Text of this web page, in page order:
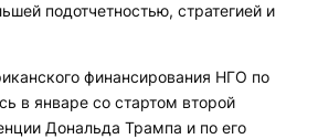
подотчетностью, стратегией и
финансирования НГО по
в январе со стартом второй
Дональда Трампа и по его